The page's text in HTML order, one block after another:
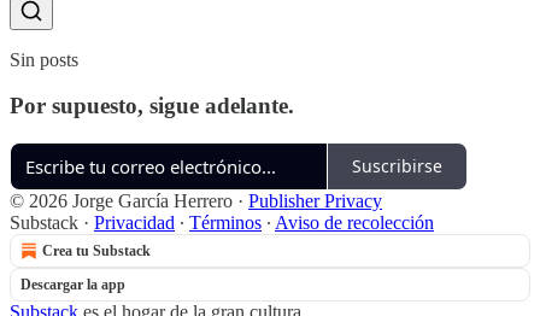
Sin posts
Por supuesto, sigue adelante.
Suscribirse
© 2026 Jorge García Herrero · Publisher Privacy
Substack · Privacidad ∙ Términos ∙ Aviso de recolección
Crea tu Substack
Descargar la app
Substack es el hogar de la gran cultura